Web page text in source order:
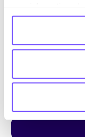
comply with your
tiny cookie so that
again.
Suscríbete a